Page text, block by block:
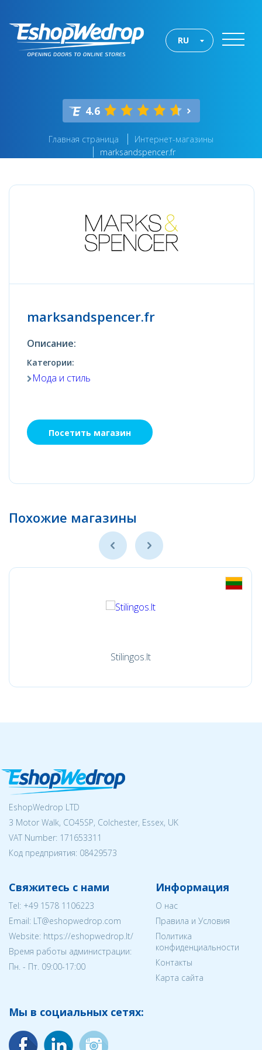
RU
4.6
Главная страница
Интернет-магазины
marksandspencer.fr
marksandspencer.fr
Описание:
Категории:
Мода и стиль
Посетить магазин
Похожие магазины
Stilingos.lt
EshopWedrop LTD
3 Motor Walk, CO45SP, Colchester, Essex, UK
VAT Number: 171653311
Код предприятия: 08429573
Свяжитесь с нами
Tel: +49 1578 1106223
Email: LT@eshopwedrop.com
Website: https://eshopwedrop.lt/
Время работы администрации:
Пн. - Пт. 09:00-17:00
Информация
О нас
Правила и Условия
Политика
конфиденциальности
Контакты
Карта сайта
Мы в социальных сетях: